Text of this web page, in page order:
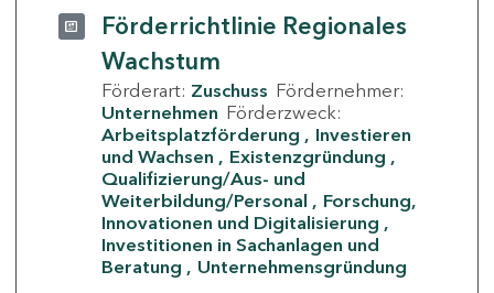
Förderrichtlinie Regionales
Wachstum
Förderart: Zuschuss Fördernehmer:
Unternehmen Förderzweck:
Arbeitsplatzförderung
Investieren
und Wachsen
Existenzgründung
Qualifizierung/Aus- und
Weiterbildung/Personal
Forschung,
Innovationen und Digitalisierung
Investitionen in Sachanlagen und
Beratung
Unternehmensgründung